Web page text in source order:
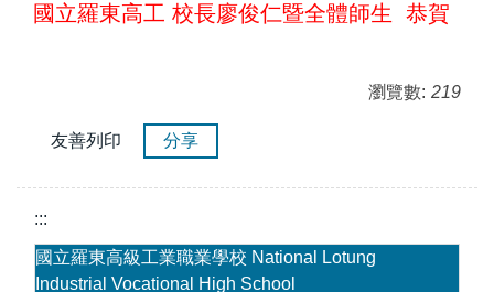
國立羅東高工 校長廖俊仁暨全體師生 恭賀
瀏覽數: 219
友善列印 分享
:::
國立羅東高級工業職業學校 National Lotung
Industrial Vocational High School